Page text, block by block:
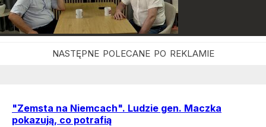
"Zemsta na Niemcach". Ludzie gen. Maczka
pokazują, co potrafią